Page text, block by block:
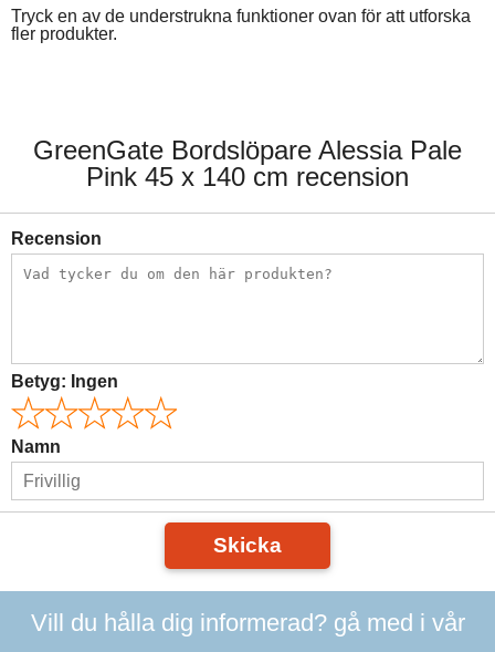
Tryck en av de understrukna funktioner ovan för att utforska
fler produkter.
GreenGate Bordslöpare Alessia Pale
Pink 45 x 140 cm recension
Recension
Betyg: Ingen
Namn
Skicka
Vill du hålla dig informerad? gå med i vår